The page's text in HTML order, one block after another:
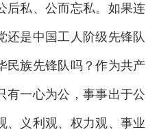
后私、公而忘私。如果连
还是中国工人阶级先锋队
民族先锋队吗？作为共产
有一心为公，事事出于公
、义利观、权力观、事业